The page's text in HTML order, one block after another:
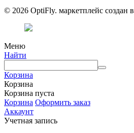
© 2026 OptiFly. маркетплейс создан в
Меню
Найти
Корзина
Корзина
Корзина пуста
Корзина Оформить заказ
Аккаунт
Учетная запись